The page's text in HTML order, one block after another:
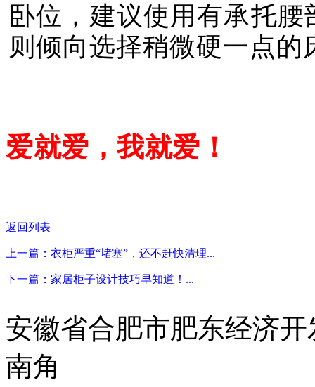
卧位，建议使用有承托
则倾向选择稍微硬一点
爱就爱，我就爱！
返回列表
上一篇：衣柜严重“堵塞”，还不赶快清理...
下一篇：家居柜子设计技巧早知道！...
安徽省合肥市肥东经济
南角